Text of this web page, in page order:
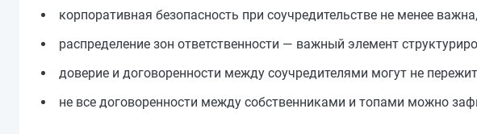
корпоративная безопасность при соучредительстве не менее
распределение зон ответственности — важный элемент
доверие и договоренности между соучредителями могут не
не все договоренности между собственниками и топами можно